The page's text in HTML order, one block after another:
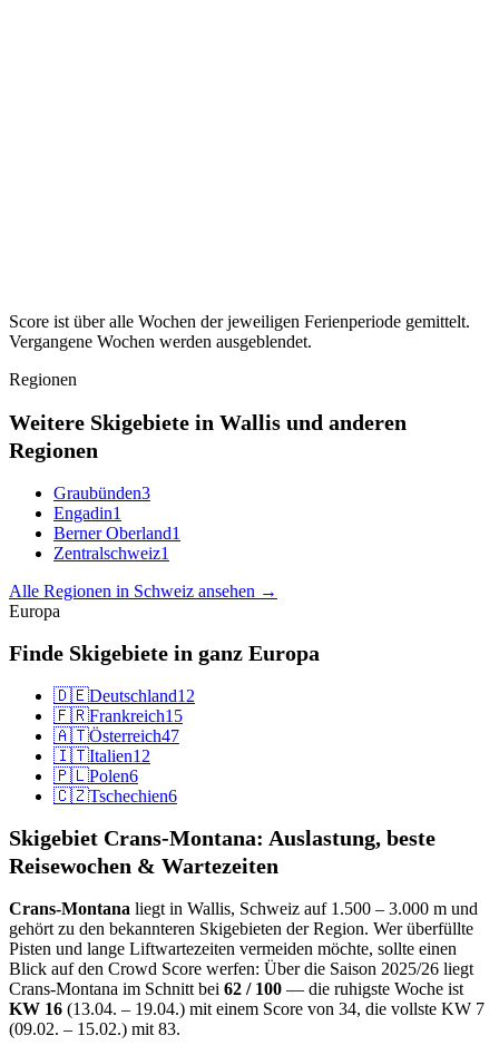
Score ist über alle Wochen der jeweiligen Ferienperiode gemittelt.
Vergangene Wochen werden ausgeblendet.
Regionen
Weitere Skigebiete in Wallis und anderen
Regionen
Graubünden3
Engadin1
Berner Oberland1
Zentralschweiz1
Alle Regionen in Schweiz ansehen →
Europa
Finde Skigebiete in ganz Europa
🇩🇪Deutschland12
🇫🇷Frankreich15
🇦🇹Österreich47
🇮🇹Italien12
🇵🇱Polen6
🇨🇿Tschechien6
Skigebiet Crans-Montana: Auslastung, beste
Reisewochen & Wartezeiten
Crans-Montana liegt in Wallis, Schweiz auf 1.500 – 3.000 m und
gehört zu den bekannteren Skigebieten der Region. Wer überfüllte
Pisten und lange Liftwartezeiten vermeiden möchte, sollte einen
Blick auf den Crowd Score werfen: Über die Saison 2025/26 liegt
Crans-Montana im Schnitt bei 62 / 100 — die ruhigste Woche ist
KW 16 (13.04. – 19.04.) mit einem Score von 34, die vollste KW 7
(09.02. – 15.02.) mit 83.